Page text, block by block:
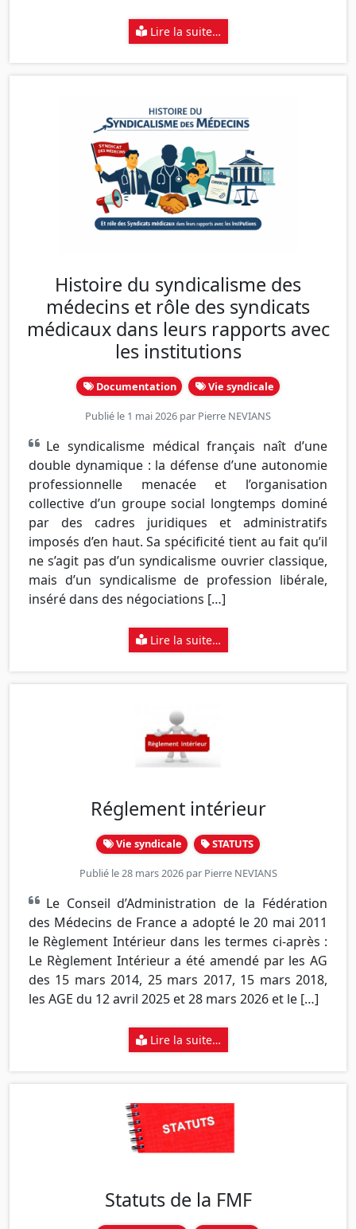
Lire la suite…
Histoire du syndicalisme des
médecins et rôle des syndicats
médicaux dans leurs rapports avec
les institutions
Documentation Vie syndicale
Publié le 1 mai 2026 par Pierre NEVIANS
Le syndicalisme médical français naît d’une
double dynamique : la défense d’une autonomie
professionnelle menacée et l’organisation
collective d’un groupe social longtemps dominé
par des cadres juridiques et administratifs
imposés d’en haut. Sa spécificité tient au fait qu’il
ne s’agit pas d’un syndicalisme ouvrier classique,
mais d’un syndicalisme de profession libérale,
inséré dans des négociations […]
Lire la suite…
Réglement intérieur
Vie syndicale STATUTS
Publié le 28 mars 2026 par Pierre NEVIANS
Le Conseil d’Administration de la Fédération
des Médecins de France a adopté le 20 mai 2011
le Règlement Intérieur dans les termes ci-après :
Le Règlement Intérieur a été amendé par les AG
des 15 mars 2014, 25 mars 2017, 15 mars 2018,
les AGE du 12 avril 2025 et 28 mars 2026 et le […]
Lire la suite…
Statuts de la FMF